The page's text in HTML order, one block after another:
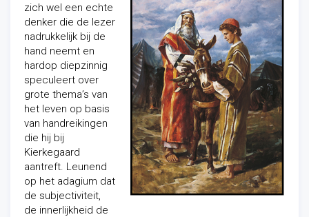
zich wel een echte
denker die de lezer
nadrukkelijk bij de
hand neemt en
hardop diepzinnig
speculeert over
grote thema’s van
het leven op basis
van handreikingen
die hij bij
Kierkegaard
aantreft. Leunend
op het adagium dat
de subjectiviteit,
de innerlijkheid de